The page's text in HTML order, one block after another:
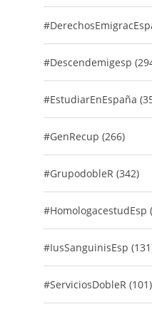
#descendemigesp
#EstudiarEnEspaña
#GenRecup (266)
#GrupodobleR (342)
#HomologacestudEsp
#IusSanguinisEsp
#ServiciosDobleR (101)